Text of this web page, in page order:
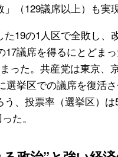
（129議席以上）も実
19の1人区で全敗し、
17議席を得るにとどま
った。共産党は東京、
選挙区での議席を復活
、投票率（選挙区）
た。